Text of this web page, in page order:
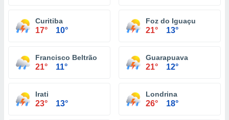
Curitiba
17° 10°
Foz do Iguaçu
21° 13°
Francisco Beltrão
21° 11°
Guarapuava
21° 12°
Irati
23° 13°
Londrina
26° 18°